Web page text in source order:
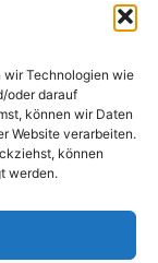
wir Technologien wie
oder darauf
können wir Daten
Website verarbeiten.
können
werden.